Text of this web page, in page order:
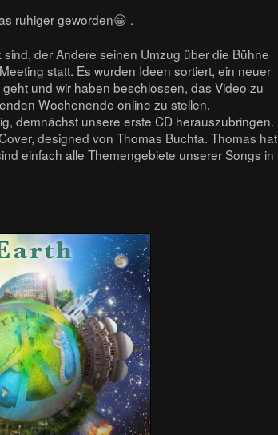
ruhiger geworden😀 .
der Andere seinen Umzug über die Bühne
statt. Es wurden Ideen sortiert, ein neuer
und wir haben beschlossen, das Video zu
Wochenende online zu stellen.
demnächst unsere erste CD herauszubringen.
designed von Thomas Buchta. Thomas hat
einfach alle Themengebiete unserer Songs in